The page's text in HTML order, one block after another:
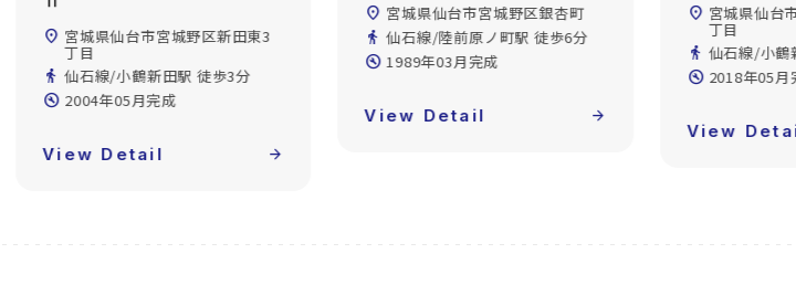
location_on
directions_walk 仙石線/陸前原ノ町駅 徒歩6分
1989年03月完成
View Detail
location_on 宮城県仙台市宮城野区新田東3
丁目
directions_walk 仙石線/小鶴新田駅 徒歩5分
build_circle
location_on 宮城県仙台
目
directions_walk 仙石線/苦竹
build_circle 2019年10月
View